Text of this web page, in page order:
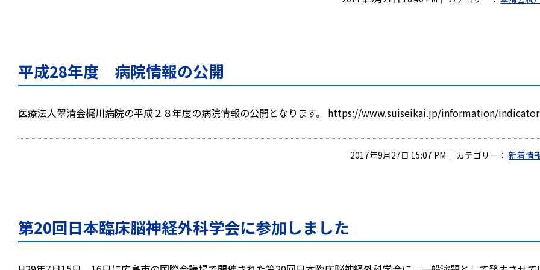
平成28年度 病院情報の公開
医療法人翠清会梶川病院の平成２８年度の病院情報の公開となります。 https://www.suiseikai.jp/information/
2017年9月27日 15:07 PM ｜ カテゴリー： 新着情
第20回日本臨床脳神経外科学会に参加しました